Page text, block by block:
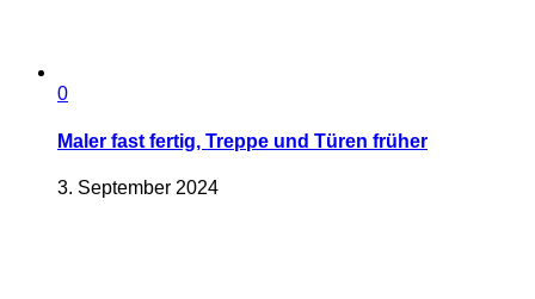
0
Maler fast fertig, Treppe und Türen früher
3. September 2024